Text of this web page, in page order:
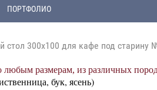
ПОРТФОЛИО
стол 300x100 для кафе под старину
любым размерам, из различных
бук, ясень)